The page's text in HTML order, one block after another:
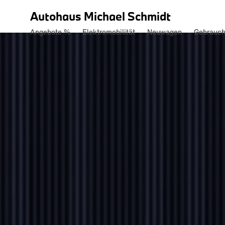
Autohaus Michael Schmidt
Angebote % Elektromobilität Neuwagen